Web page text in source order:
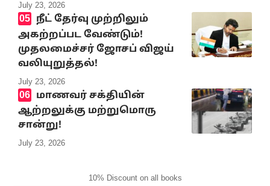
July 23, 2026
நீட் தேர்வு முற்றிலும்
அகற்றப்பட வேண்டும்!
முதலமைச்சர் ஜோசப் விஜய்
வலியுறுத்தல்!
July 23, 2026
மாணவர் சக்தியின்
ஆற்றலுக்கு மற்றுமொரு
சான்று!
July 23, 2026
10% Discount on all books